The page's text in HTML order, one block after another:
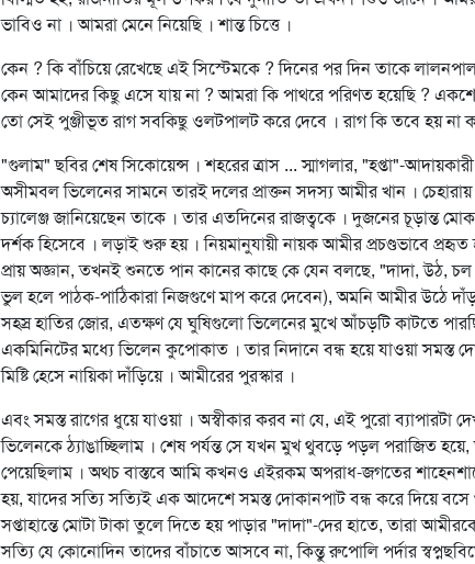
ভাবিও না । আমরা মেনে নিয়েছি । শান্ত চিত্তে ।
কেন ? কি বাঁচিয়ে রেখেছে এই সিস্টেমকে ? দিনের পর দিন তাকে
কেন আমাদের কিছু এসে যায় না ? আমরা কি পাথরে পরিণত হয়েছি ?
তো সেই পুঞ্জীভূত রাগ সবকিছু ওলটপালট করে দেবে । রাগ কি তবে হয় না
"গুলাম" ছবির শেষ সিকোয়েন্স । শহরের ত্রাস ... স্মাগলার, "হপ্তা"-
অসীমবল ভিলেনের সামনে তারই দলের প্রাক্তন সদস্য আমীর খান ।
চ্যালেঞ্জ জানিয়েছেন তাকে । তার এতদিনের রাজত্বকে । দুজনের চূড়ান্ত
দর্শক হিসেবে । লড়াই শুরু হয় । নিয়মানুযায়ী নায়ক আমীর প্রচণ্ডভাবে
প্রায় অজ্ঞান, তখনই শুনতে পান কানের কাছে কে যেন বলছে, "দাদা,
ভুল হলে পাঠক-পাঠিকারা নিজগুণে মাপ করে দেবেন), অমনি আমীর উঠে
সহস্র হাতির জোর, এতক্ষণ যে ঘুষিগুলো ভিলেনের মুখে আঁচড়টি কাটতে
একমিনিটের মধ্যে ভিলেন কুপোকাত । তার নিদানে বন্ধ হয়ে যাওয়া সমস্ত
মিষ্টি হেসে নায়িকা দাঁড়িয়ে । আমীরের পুরস্কার ।
এবং সমস্ত রাগের ধুয়ে যাওয়া । অস্বীকার করব না যে, এই পুরো ব্যাপারটা
ভিলেনকে ঠ্যাঙাচ্ছিলাম । শেষ পর্যন্ত সে যখন মুখ থুবড়ে পড়ল পরাজিত
পেয়েছিলাম । অথচ বাস্তবে আমি কখনও এইরকম অপরাধ-জগতের
হয়, যাদের সত্যি সত্যিই এক আদেশে সমস্ত দোকানপাট বন্ধ করে দিয়ে
সপ্তাহান্তে মোটা টাকা তুলে দিতে হয় পাড়ার "দাদা"-দের হাতে, তারা
সত্যি যে কোনোদিন তাদের বাঁচাতে আসবে না, কিন্তু রুপোলি পর্দার